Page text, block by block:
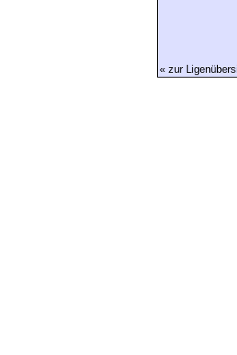
« zur